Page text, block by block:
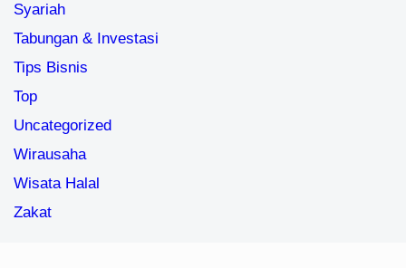
Syariah
Tabungan & Investasi
Tips Bisnis
Top
Uncategorized
Wirausaha
Wisata Halal
Zakat